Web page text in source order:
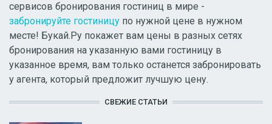
сервисов бронирования гостиниц в мире -
забронируйте гостиницу по нужной цене в нужном
месте! Букай.Ру покажет вам цены в разных сетях
бронирования на указанную вами гостиницу в
указанное время, вам только останется забронировать
у агента, который предложит лучшую цену.
СВЕЖИЕ СТАТЬИ